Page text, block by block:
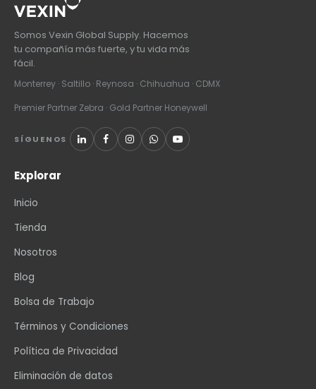
Somos Vexin Global Supply. Hacemos
tu compañía más fuerte, y tu vida más
fácil.
Monterrey · Saltillo · Reynosa · Chihuahua · CDMX
Premier Partner Zebra · Gold Partner Honeywell
SÍGUENOS
Explorar
Inicio
Tienda
Nosotros
Blog
Bolsa de Trabajo
Términos y Condiciones
Política de Privacidad
Eliminación de datos